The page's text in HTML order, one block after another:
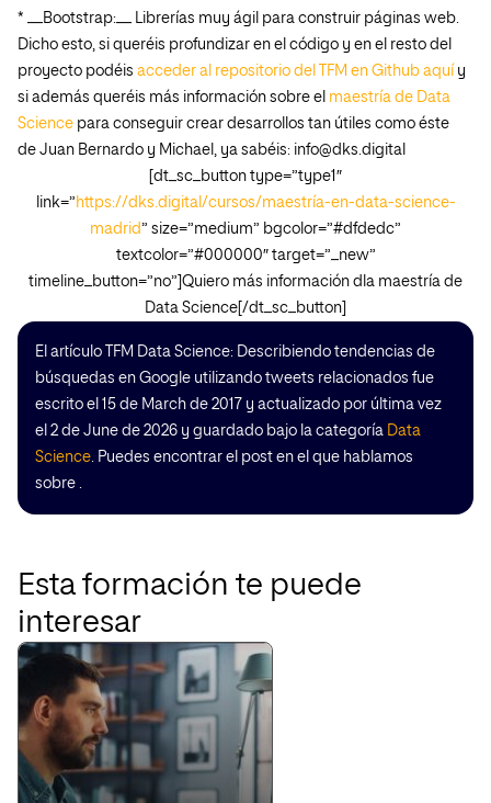
* __Bootstrap:__ Librerías muy ágil para construir páginas web.
Dicho esto, si queréis profundizar en el código y en el resto del
proyecto podéis acceder al repositorio del TFM en Github aquí y
si además queréis más información sobre el maestría de Data
Science para conseguir crear desarrollos tan útiles como éste
de Juan Bernardo y Michael, ya sabéis: info@dks.digital
[dt_sc_button type=”type1″
link=” https://dks.digital/cursos/maestría-en-data-science-
madrid” size=”medium” bgcolor=”#dfdedc”
textcolor=”#000000″ target=”_new”
timeline_button=”no”]Quiero más información dla maestría de
Data Science[/dt_sc_button]
El artículo TFM Data Science: Describiendo tendencias de
búsquedas en Google utilizando tweets relacionados fue
escrito el 15 de March de 2017 y actualizado por última vez
el 2 de June de 2026 y guardado bajo la categoría Data
Science. Puedes encontrar el post en el que hablamos
sobre .
Esta formación te puede
interesar